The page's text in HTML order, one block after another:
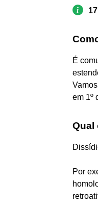
É
em 1º
Qual
Por